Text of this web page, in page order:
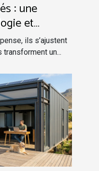
: une
et
ils s’ajustent
transforment un...